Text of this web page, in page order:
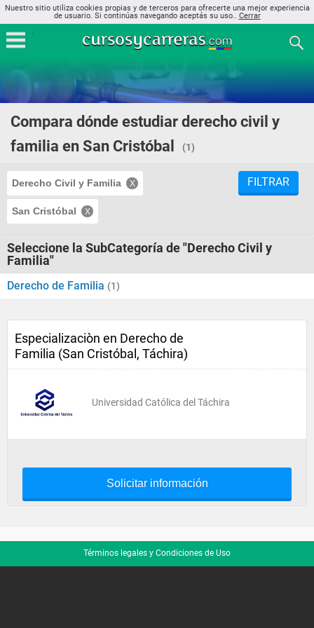
Nuestro sitio utiliza cookies propias y de terceros para ofrecerte una mejor experiencia
de usuario. Si continúas navegando aceptás su uso.. Cerrar
Compara dónde estudiar derecho civil y
familia en San Cristóbal
(1)
Derecho Civil y Familia
San Cristóbal
FILTRAR
Seleccione la SubCategoría de "Derecho Civil y
Familia"
Derecho de Familia (1)
Especializaciòn en Derecho de
Familia (San Cristóbal, Táchira)
Universidad Católica del Táchira
Solicitar información
Términos legales y Condiciones de Uso